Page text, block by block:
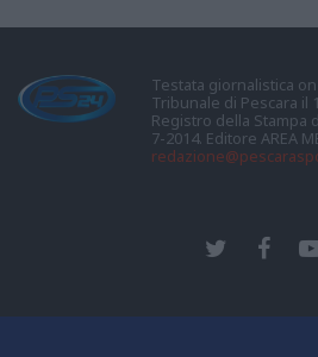
Testata giornalistica
Tribunale di Pescara il
Registro della Stampa
7-2014. Editore AREA